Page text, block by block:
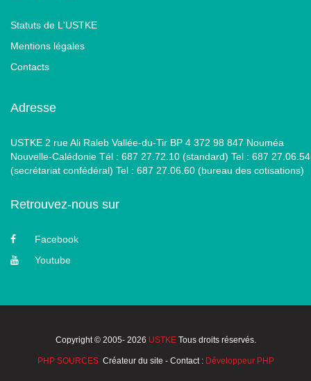
Statuts de L'USTKE
Mentions légales
Contacts
Adresse
USTKE 2 rue Ali Raleb Vallée-du-Tir BP 4 372 98 847 Nouméa
Nouvelle-Calédonie Tél : 687 27.72.10 (standard) Tel : 687 27.06.54
(secrétariat confédéral) Tel : 687 27.06.60 (bureau des cotisations)
Retrouvez-nous sur
Facebook
Youtube
Copyright © 2005- 2026 USTKETous droits réservés.
PHP SOURCESCréateur du site - Contact : Développeur PHP